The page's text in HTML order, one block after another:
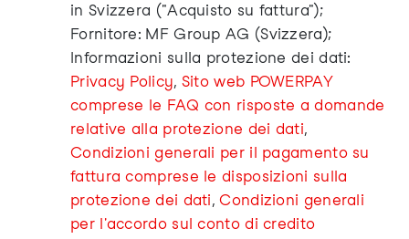
in Svizzera ("Acquisto su fattura");
Fornitore: MF Group AG (Svizzera);
Informazioni sulla protezione dei dati:
Privacy Policy, Sito web POWERPAY
comprese le FAQ con risposte a domande
relative alla protezione dei dati,
Condizioni generali per il pagamento su
fattura comprese le disposizioni sulla
protezione dei dati,Condizioni generali
per l'accordo sul conto di credito